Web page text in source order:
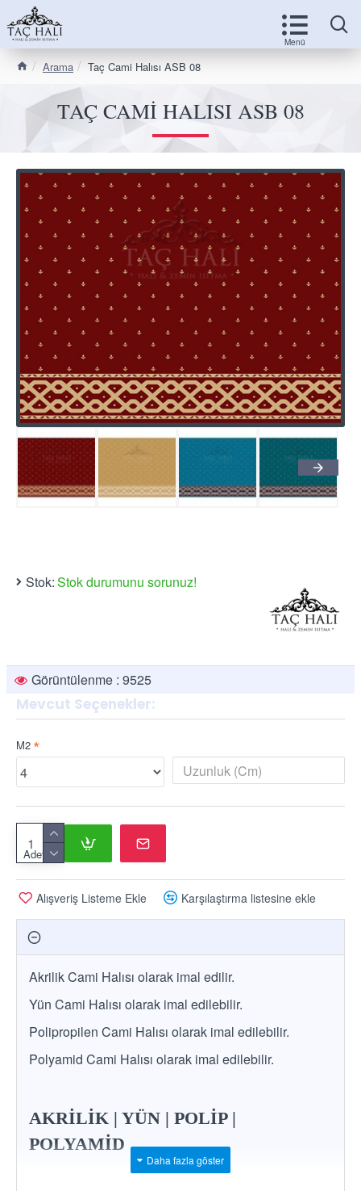
Arama Taç Cami Halısı ASB 08
TAÇ CAMI HALISI ASB 08
Stok:Stok durumunu sorunuz!
Görüntülenme : 9525
Mevcut Seçenekler:
M2
Adet
Alışveriş Listeme Ekle Karşılaştırma listesine ekle
Akrilik Cami Halısı olarak imal edilir.
Yün Cami Halısı olarak imal edilebilir.
Polipropilen Cami Halısı olarak imal edilebilir.
Polyamid Cami Halısı olarak imal edilebilir.
AKRİLİK | YÜN | POLİP |
POLYAMİD